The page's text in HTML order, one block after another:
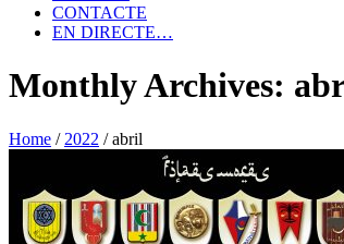
CONTACTE
EN DIRECTE…
Monthly Archives:
Home / 2022 /abril